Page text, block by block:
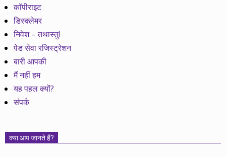
कॉपीराइट
डिस्क्लेमर
निवेश – तथास्तु!
पेड सेवा रजिस्ट्रेशन
बारी आपकी
मैं नहीं हम
यह पहल क्यों?
संपर्क
क्या आप जानते हैं?